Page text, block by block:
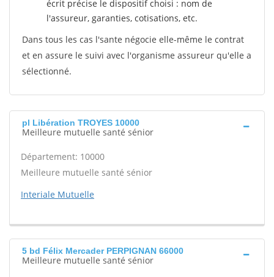
écrit précise le dispositif choisi : nom de
l'assureur, garanties, cotisations, etc.
Dans tous les cas l'sante négocie elle-même le contrat
et en assure le suivi avec l'organisme assureur qu'elle a
sélectionné.
pl Libération TROYES 10000
Meilleure mutuelle santé sénior
Département: 10000
Meilleure mutuelle santé sénior
Interiale Mutuelle
5 bd Félix Mercader PERPIGNAN 66000
Meilleure mutuelle santé sénior